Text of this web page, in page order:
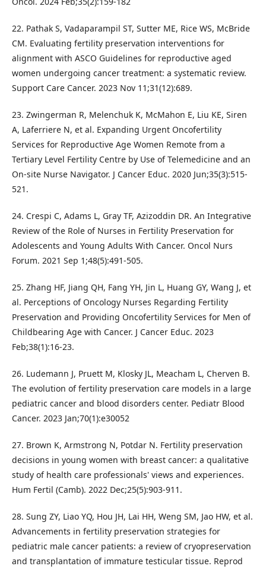
22. Pathak S, Vadaparampil ST, Sutter ME, Rice WS, McBride
CM. Evaluating fertility preservation interventions for
alignment with ASCO Guidelines for reproductive aged
women undergoing cancer treatment: a systematic review.
Support Care Cancer. 2023 Nov 11;31(12):689.
23. Zwingerman R, Melenchuk K, McMahon E, Liu KE, Siren
A, Laferriere N, et al. Expanding Urgent Oncofertility
Services for Reproductive Age Women Remote from a
Tertiary Level Fertility Centre by Use of Telemedicine and an
On-site Nurse Navigator. J Cancer Educ. 2020 Jun;35(3):515-
521.
24. Crespi C, Adams L, Gray TF, Azizoddin DR. An Integrative
Review of the Role of Nurses in Fertility Preservation for
Adolescents and Young Adults With Cancer. Oncol Nurs
Forum. 2021 Sep 1;48(5):491-505.
25. Zhang HF, Jiang QH, Fang YH, Jin L, Huang GY, Wang J, et
al. Perceptions of Oncology Nurses Regarding Fertility
Preservation and Providing Oncofertility Services for Men of
Childbearing Age with Cancer. J Cancer Educ. 2023
Feb;38(1):16-23.
26. Ludemann J, Pruett M, Klosky JL, Meacham L, Cherven B.
The evolution of fertility preservation care models in a large
pediatric cancer and blood disorders center. Pediatr Blood
Cancer. 2023 Jan;70(1):e30052
27. Brown K, Armstrong N, Potdar N. Fertility preservation
decisions in young women with breast cancer: a qualitative
study of health care professionals' views and experiences.
Hum Fertil (Camb). 2022 Dec;25(5):903-911.
28. Sung ZY, Liao YQ, Hou JH, Lai HH, Weng SM, Jao HW, et al.
Advancements in fertility preservation strategies for
pediatric male cancer patients: a review of cryopreservation
and transplantation of immature testicular tissue. Reprod